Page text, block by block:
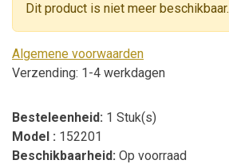
Dit product is niet meer beschikbaar.
Algemene voorwaarden
Verzending: 1-4 werkdagen
Besteleenheid: 1 Stuk(s)
Model : 152201
Beschikbaarheid: Op voorraad